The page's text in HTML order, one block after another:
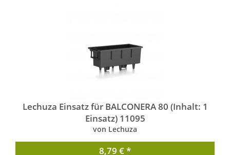
Lechuza Einsatz für BALCONERA 80 (Inhalt: 1
Einsatz) 11095
von Lechuza
8,79 € *